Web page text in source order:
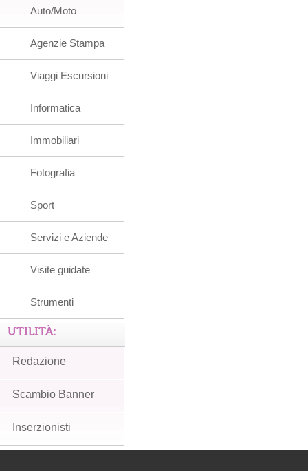
Auto/Moto
Agenzie Stampa
Viaggi Escursioni
Informatica
Immobiliari
Fotografia
Sport
Servizi e Aziende
Visite guidate
Strumenti
UTILITÀ:
Redazione
Scambio Banner
Inserzionisti